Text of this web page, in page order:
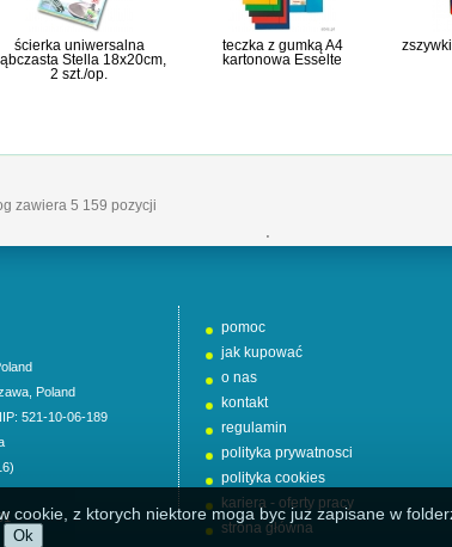
ścierka uniwersalna
Stella 18x20cm,
2 szt./op.
teczka z gumką A4
kartonowa Esselte
zawiera 5 159 pozycji
'
Poland
521-10-06-189
pomoc
jak kupować
o nas
kontakt
regulamin
polityka prywatnosci
polityka cookies
kariera - oferty pracy
strona główna
cookie, z ktorych niektore moga byc juz zapisane w